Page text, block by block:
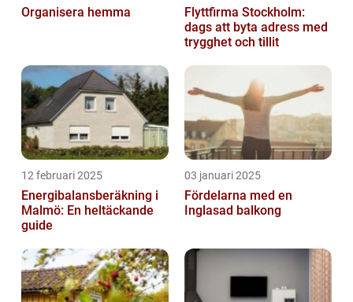
Organisera hemma
Flyttfirma Stockholm:
dags att byta adress med
trygghet och tillit
12 februari 2025
Energibalansberäkning i
Malmö: En heltäckande
guide
03 januari 2025
Fördelarna med en
Inglasad balkong